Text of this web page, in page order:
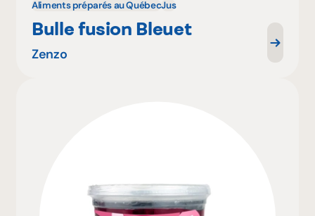
Aliments préparés au QuébecJus
Bulle fusion Bleuet
Zenzo